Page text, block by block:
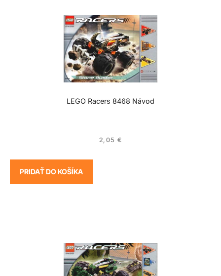
LEGO Racers 8468 Návod
2,05 €
PRIDAŤ DO KOŠÍKA